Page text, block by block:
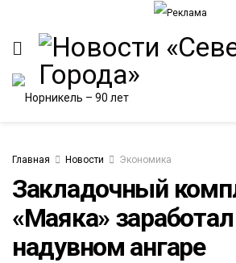
Главная Новости Экономика
Закладочный
«Маяка»
надувном ангаре